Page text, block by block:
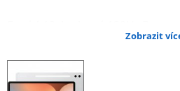
dechberoucími barvami a
Antireflexní úprava &amp;
Booster
Zobrazit